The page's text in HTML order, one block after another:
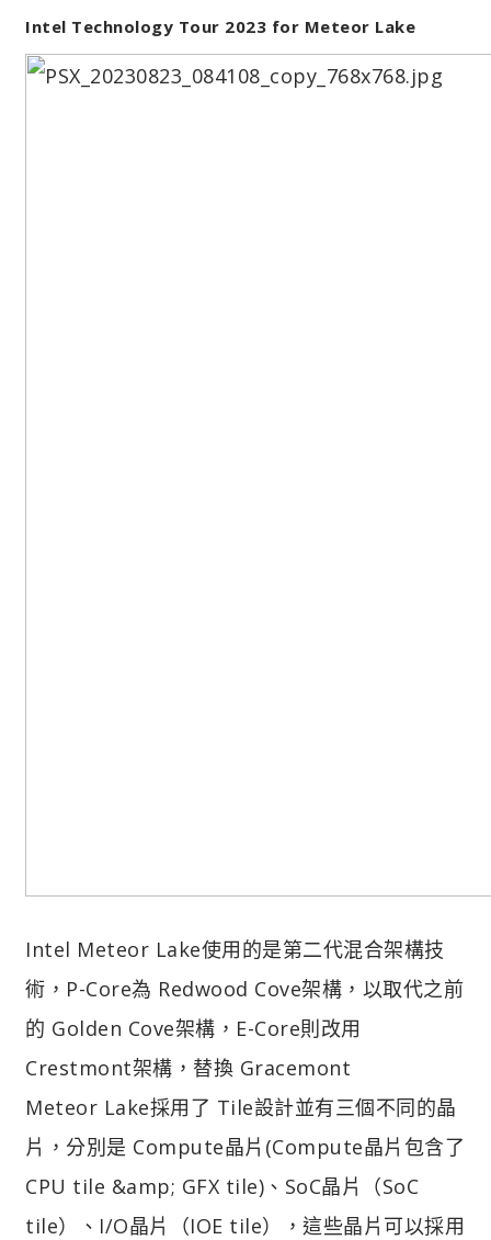
Intel Technology Tour 2023 for Meteor Lake
Intel Meteor Lake使用的是第二代混合架構技
術，P-Core為 Redwood Cove架構，以取代之前
的 Golden Cove架構，E-Core則改用
Crestmont架構，替換 Gracemont
Meteor Lake採用了 Tile設計並有三個不同的晶
片，分別是 Compute晶片(Compute晶片包含了
CPU tile &amp; GFX tile)、SoC晶片（SoC
tile）、I/O晶片（IOE tile），這些晶片可以採用